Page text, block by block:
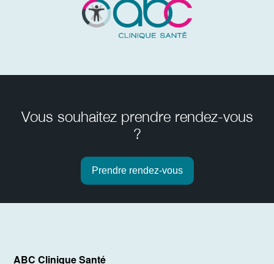
Vous souhaitez prendre rendez-vous
?
Prendre rendez-vous
ABC Clinique Santé